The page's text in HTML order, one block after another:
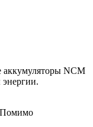
аккумуляторы NCM
Помимо